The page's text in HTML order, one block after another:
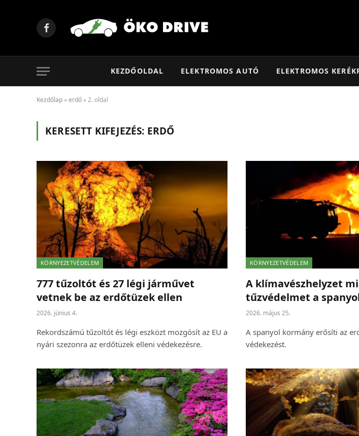
Facebook
KEZDŐOLDAL ELEKTROMOS AUTÓ ELEKTROMOS
Kezdőlap »erdő »2. oldal
KERESETT KIFEJEZÉS: ERDŐ
KÖRNYEZETVÉDELEM
777 tűzoltót és 27 légi járművet
vetnek be az erdőtüzek ellen
2026. június 4.
Rekordszámú tűzoltót és légi eszközt mozgósít az EU a
nyári szezonra az erdőtüzek elleni védekezésre.
KÖRNYEZETVÉDELEM
A klímavészhelyzet
tűzvédelmet a
2026. május 25.
A spanyol kormány erősíti az
védekezést.